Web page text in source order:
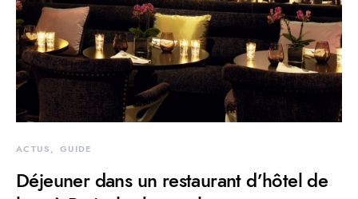
ACTUS GUIDE
Déjeuner dans un restaurant d’hôtel de